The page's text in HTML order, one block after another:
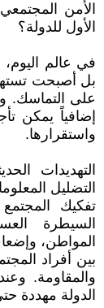
الأمن
الأول للدولة؟
في عالم
بل أصبحت
على التماسك.
إضافياً يمكن
واستقرارها.
التهديدات
التضليل
تفكيك
السيطرة
المواطن،
بين أفراد
والمقاومة.
الدولة مهددة